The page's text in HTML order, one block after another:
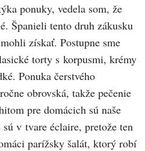
ponuky, vedela som, že
Španieli tento druh zákusku
získať. Postupne sme
torty s korpusmi, krémy
Ponuka čerstvého
obrovská, takže pečenie
pre domácich sú naše
v tvare éclaire, pretože ten
parížsky šalát, ktorý robí